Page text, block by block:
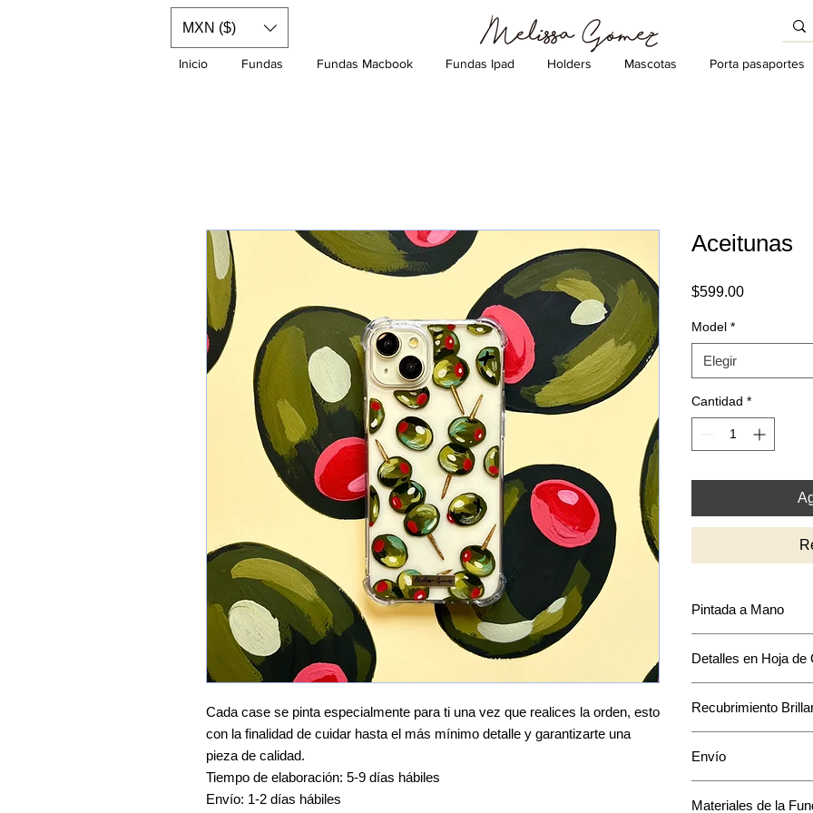
Inicio Fundas Fundas Macbook Fundas Ipad Holders Mascotas Porta pasaportes
MXN ($)
Cada case se pinta especialmente para ti una vez que realices la orden, esto
con la finalidad de cuidar hasta el más mínimo detalle y garantizarte una
pieza de calidad.
Tiempo de elaboración: 5-9 días hábiles
Envío: 1-2 días hábiles
Aceitunas
$599.00Precio
Model *
Elegir
Cantidad *
Pintada a Mano
intensidad y
mantendrá en base
Detalles en Hoja de
acentos en hoja de
único a tu funda.
Recubrimiento
pintura.
Envío
*Te confirmaremos
Materiales de la